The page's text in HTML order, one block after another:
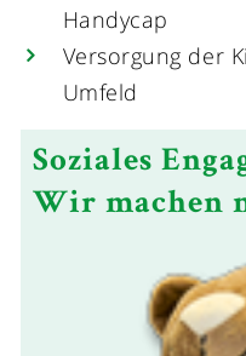
Handycap
Versorgung der
Umfeld
Soziales
Wir machen